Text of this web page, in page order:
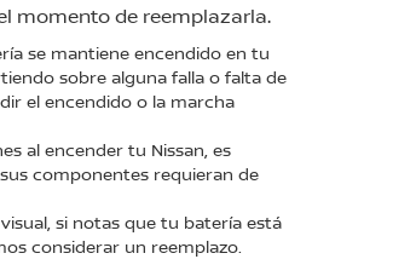
momento de reemplazarla.
se mantiene encendido en tu
sobre alguna falla o falta de
el encendido o la marcha
al encender tu Nissan, es
componentes requieran de
si notas que tu batería está
considerar un reemplazo.